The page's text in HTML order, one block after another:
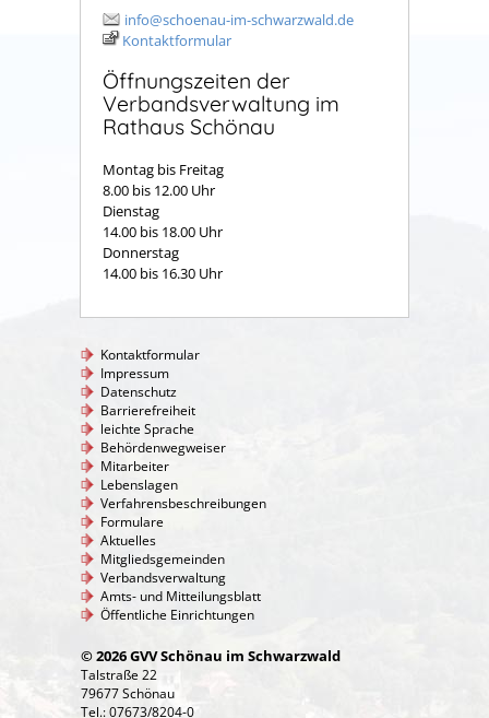
info@schoenau-im-schwarzwald.de
Kontaktformular
Öffnungszeiten der
Verbandsverwaltung im
Rathaus Schönau
Montag bis Freitag
8.00 bis 12.00 Uhr
Dienstag
14.00 bis 18.00 Uhr
Donnerstag
14.00 bis 16.30 Uhr
Kontaktformular
Impressum
Datenschutz
Barrierefreiheit
leichte Sprache
Behördenwegweiser
Mitarbeiter
Lebenslagen
Verfahrensbeschreibungen
Formulare
Aktuelles
Mitgliedsgemeinden
Verbandsverwaltung
Amts- und Mitteilungsblatt
Öffentliche Einrichtungen
© 2026 GVV Schönau im Schwarzwald
Talstraße 22
79677 Schönau
Tel.: 07673/8204-0